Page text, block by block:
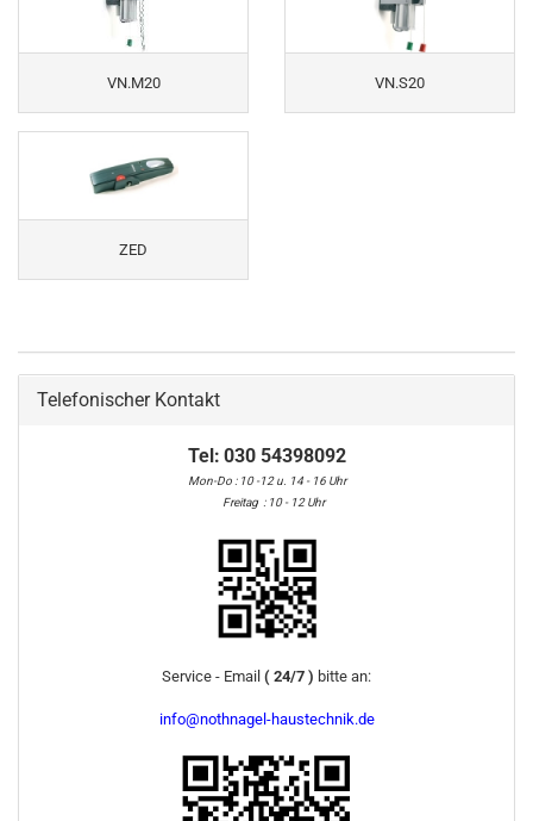
VN.M20 VN.S20
ZED
Telefonischer Kontakt
Tel: 030 54398092
Mon-Do : 10 -12 u. 14 - 16 Uhr
Freitag : 10 - 12 Uhr
Service - Email ( 24/7 ) bitte an:
info@nothnagel-haustechnik.de